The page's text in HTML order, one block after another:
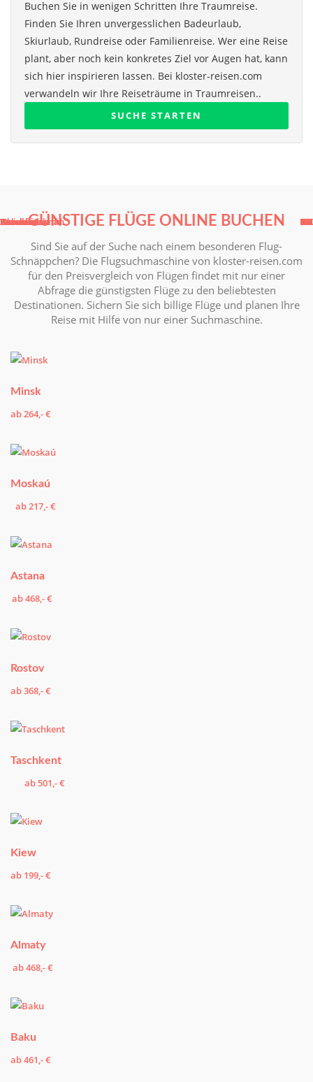
Buchen Sie in wenigen Schritten Ihre Traumreise.
Finden Sie Ihren unvergesslichen Badeurlaub,
Skiurlaub, Rundreise oder Familienreise. Wer eine Reise
plant, aber noch kein konkretes Ziel vor Augen hat, kann
sich hier inspirieren lassen. Bei kloster-reisen.com
verwandeln wir Ihre Reiseträume in Traumreisen..
SUCHE STARTEN
GÜNSTIGE FLÜGE ONLINE BUCHEN
Sind Sie auf der Suche nach einem besonderen Flug-
Schnäppchen? Die Flugsuchmaschine von kloster-reisen.com
für den Preisvergleich von Flügen findet mit nur einer
Abfrage die günstigsten Flüge zu den beliebtesten
Destinationen. Sichern Sie sich billige Flüge und planen Ihre
Reise mit Hilfe von nur einer Suchmaschine.
Weissrussland BY
Minsk
ab 264,- €
Russland RU
Moskaú
ab 217,- €
Kasachstan KZ
Astana
ab 468,- €
Russland RU
Rostov
ab 368,- €
Usbekistan UZ
Taschkent
ab 501,- €
Ukraine UA
Kiew
ab 199,- €
Kasachstan KZ
Almaty
ab 468,- €
Aserbaidschan AZ
Baku
ab 461,- €